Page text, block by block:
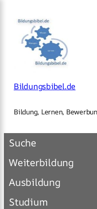
Inhalt
springen
Bildungsbibel.de
Bildung, Lernen,
Suche
Weiterbildung
Ausbildung
Studium